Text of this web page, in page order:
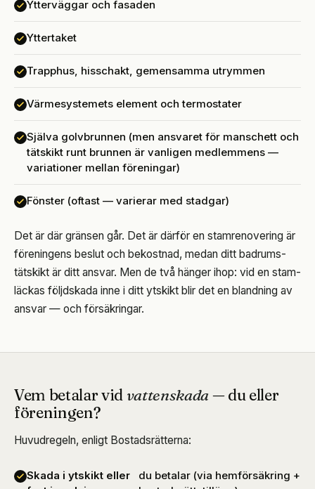
Ytterväggar och fasaden
Yttertaket
Trapphus, hisschakt, gemensamma utrymmen
Värmesystemets element och termostater
Själva golvbrunnen (men ansvaret för manschett och
tätskikt runt brunnen är vanligen medlemmens —
variationer mellan föreningar)
Fönster (oftast — varierar med stadgar)
Det är där gränsen går. Det är därför en stamrenovering är
föreningens beslut och bekostnad, medan ditt badrums-
tätskikt är ditt ansvar. Men de två hänger ihop: vid en stam-
läckas följdskada inne i ditt ytskikt blir det en blandning av
ansvar — och försäkringar.
Vem betalar vid vattenskada— du eller
föreningen?
Huvudregeln, enligt Bostadsrätterna:
Skada i ytskikt eller
du betalar (via hemförsäkring +